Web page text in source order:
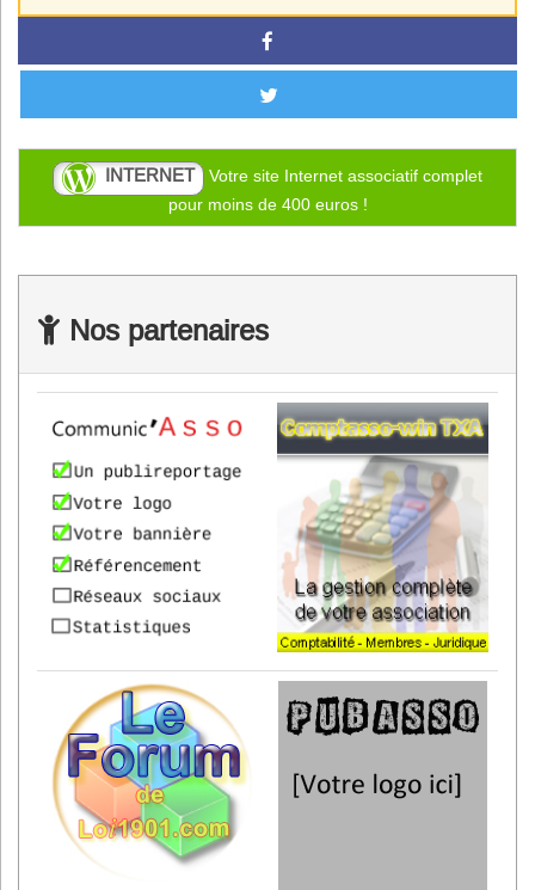
INTERNET
Votre site Internet associatif complet
pour moins de 400 euros !
Nos partenaires